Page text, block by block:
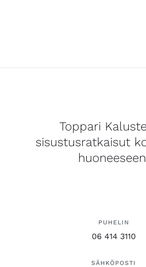
Toppari
sisustusratkaisut
PUHELIN
06 414 3110
SÄHKÖPOSTI